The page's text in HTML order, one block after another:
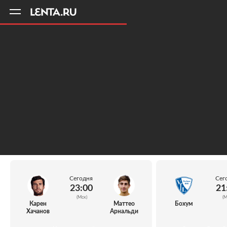
Карен
Хачанов
Сегодня
23:00
(Мск)
Маттео
Арнальди
Бохум